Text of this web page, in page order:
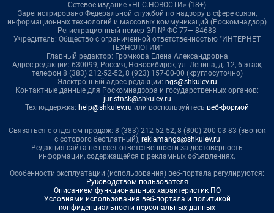
Сетевое издание «НГС.НОВОСТИ» (18+)
Зарегистрировано Федеральной службой по надзору в сфере связи,
информационных технологий и массовых коммуникаций (Роскомнадзор)
Регистрационный номер ЭЛ № ФС 77— 84683
Учредитель: Общество с ограниченной ответственностью "ИНТЕРНЕТ
ТЕХНОЛОГИИ"
Главный редактор: Громкова Елена Александровна
Адрес редакции: 630099, Россия, Новосибирск, ул. Ленина, д. 12, 6 этаж,
телефон 8 (383) 212-52-52, 8 (923) 157-00-00 (круглосуточно)
Электронный адрес редакции: ngs@shkulev.ru
Контактные данные для Роскомнадзора и государственных органов:
juristnsk@shkulev.ru
Техподдержка: help@shkulev.ru или воспользуйтесь веб-формой
Связаться с отделом продаж: 8 (383) 212-52-52, 8 (800) 200-03-83 (звонок
с сотового бесплатный), reklamangs@shkulev.ru
Редакция сайта не несет ответственности за достоверность
информации, содержащейся в рекламных объявлениях.
Особенности эксплуатации (использования) веб-портала регулируются:
Руководством пользователя
Описанием функциональных характеристик ПО
Условиями использования веб-портала и политикой
конфиденциальности персональных данных